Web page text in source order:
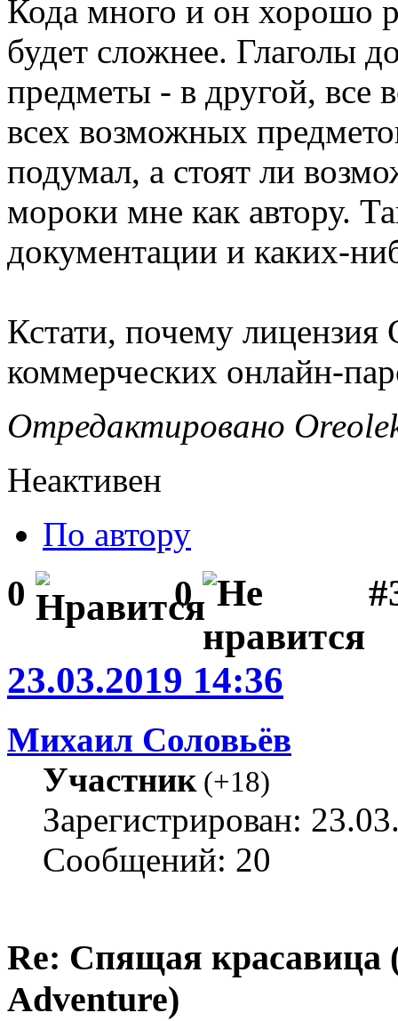
Кода много и он хорошо
будет сложнее. Глаголы
предметы - в другой, все
всех возможных
подумал, а стоят ли
мороки мне как автору.
документации и каких-
Кстати, почему
коммерческих онлайн-
Отредактировано
Неактивен
По автору
0 0
23.03.2019 14:36
Михаил Соловьёв
Участник(+18)
Зарегистрирован:
Сообщений: 20
Re: Спящая красавица
Adventure)